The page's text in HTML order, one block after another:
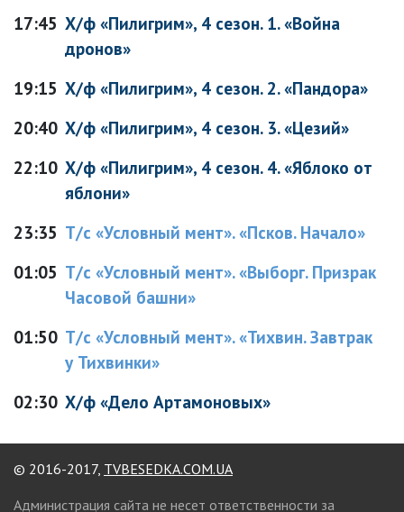
17:45 Х/ф «Пилигрим», 4 сезон. 1. «Война
дронов»
19:15 Х/ф «Пилигрим», 4 сезон. 2. «Пандора»
20:40 Х/ф «Пилигрим», 4 сезон. 3. «Цезий»
22:10 Х/ф «Пилигрим», 4 сезон. 4. «Яблоко от
яблони»
23:35 Т/с «Условный мент». «Псков. Начало»
01:05 Т/с «Условный мент». «Выборг. Призрак
Часовой башни»
01:50 Т/с «Условный мент». «Тихвин. Завтрак
у Тихвинки»
02:30 Х/ф «Дело Артамоновых»
© 2016-2017, TVBESEDKA.COM.UA
Администрация сайта не несет ответственности за